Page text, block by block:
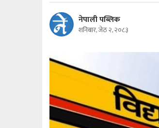
नेपाली पब्लिक
शनिबार, जेठ २, २०८३